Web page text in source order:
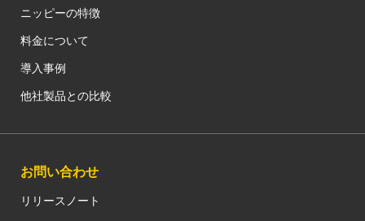
ニッピーの特徴
料金について
導入事例
他社製品との比較
お問い合わせ
リリースノート